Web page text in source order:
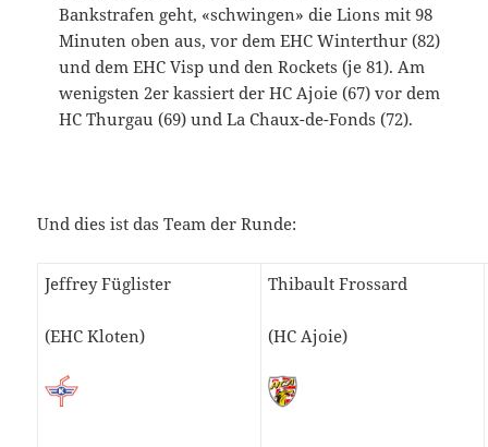
Bankstrafen geht, «schwingen» die Lions mit 98
Minuten oben aus, vor dem EHC Winterthur (82)
und dem EHC Visp und den Rockets (je 81). Am
wenigsten 2er kassiert der HC Ajoie (67) vor dem
HC Thurgau (69) und La Chaux-de-Fonds (72).
Und dies ist das Team der Runde:
Jeffrey Füglister
(EHC Kloten)
Thibault Frossard
(HC Ajoie)